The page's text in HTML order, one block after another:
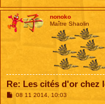
nonoko
Maître Shaolin
Re: Les cités d'or chez
M08 11 2014, 10:03